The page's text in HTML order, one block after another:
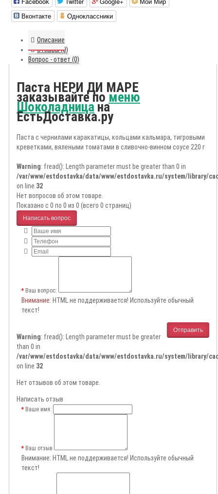
Вконтакте
Одноклассники
Описание
Отзывы (0)
Вопрос - ответ (0)
Паста НЕРИ ДИ МАРЕ
заказывайте поменю
Шоколадницана
ЕстьДоставка.ру
Паста с чернилами каракатицы, кольцами кальмара, тигровыми
креветками, вялеными томатами в сливочно-винном соусе 220 г
Warning: fread(): Length parameter must be greater than 0 in
/var/www/estdostavka/data/www/estdostavka.ru/system/library/
on line 32
Нет вопросов об этом товаре.
Показано с 0 по 0 из 0 (всего 0 страниц)
Написать вопрос
Ваш вопрос:
Внимание: HTML не поддерживается! Используйте обычный
текст!
Отправить
Warning: fread(): Length parameter must be greater
than 0 in
/var/www/estdostavka/data/www/estdostavka.ru/system/library/
on line 32
Нет отзывов об этом товаре.
Написать отзыв
Ваше имя:
Ваш отзыв
Внимание: HTML не поддерживается! Используйте обычный
текст!